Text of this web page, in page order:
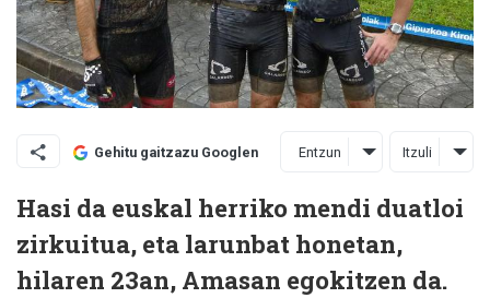
Gehitu gaitzazu Googlen Entzun Itzuli
Hasi da euskal herriko mendi duatloi
zirkuitua, eta larunbat honetan,
hilaren 23an, Amasan egokitzen da.